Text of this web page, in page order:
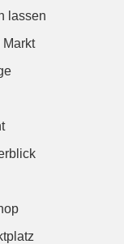
lassen
Markt